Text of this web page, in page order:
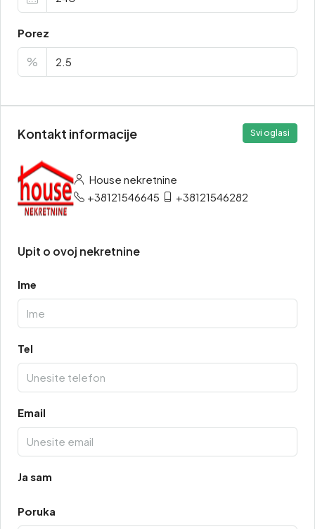
Porez
%
Kontakt informacije Svi oglasi
House nekretnine
+38121546645
+38121546282
Upit o ovoj nekretnine
Ime
Tel
Email
Ja sam
Poruka